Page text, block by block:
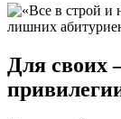
Для